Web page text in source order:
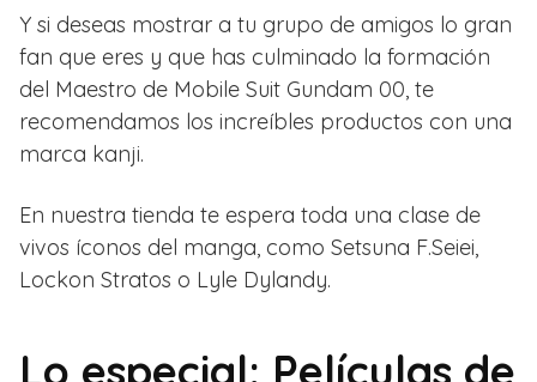
Y si deseas mostrar a tu grupo de amigos lo gran
fan que eres y que has culminado la formación
del Maestro de Mobile Suit Gundam 00, te
recomendamos los increíbles productos con una
marca kanji.
En nuestra tienda te espera toda una clase de
vivos íconos del manga, como Setsuna F.Seiei,
Lockon Stratos o Lyle Dylandy.
Lo especial: Películas de